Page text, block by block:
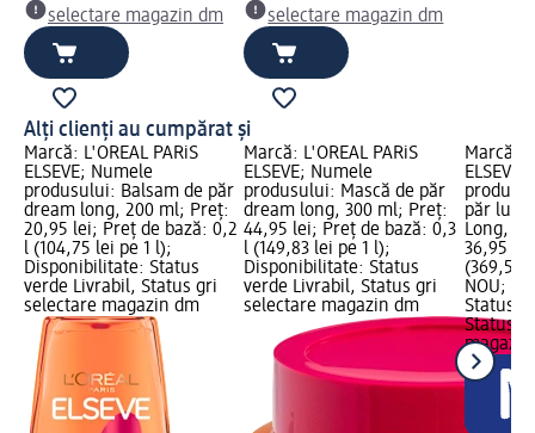
selectare magazin dm
selectare magazin dm
Alți clienți au cumpărat și
Marcă: L'ORÉAL PARiS
ELSEVE; Numele
produsului: Balsam de păr
dream long, 200 ml; Preț:
20,95 lei; Preț de bază: 0,2
l (104,75 lei pe 1 l);
Disponibilitate: Status
verde Livrabil, Status gri
selectare magazin dm
Marcă: L'ORÉAL PARiS
ELSEVE; Numele
produsului: Mască de păr
dream long, 300 ml; Preț:
44,95 lei; Preț de bază: 0,3
l (149,83 lei pe 1 l);
Disponibilitate: Status
verde Livrabil, Status gri
selectare magazin dm
Marcă:
păr lung
Long,
36,95
(369,50
NOU;
Status
Status